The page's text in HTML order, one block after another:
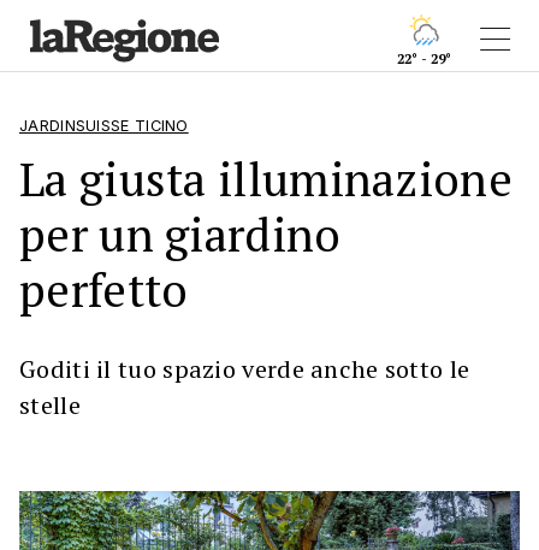
22° - 29°
JARDINSUISSE TICINO
La giusta illuminazione
per un giardino
perfetto
Goditi il tuo spazio verde anche sotto le
stelle